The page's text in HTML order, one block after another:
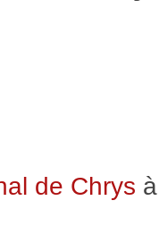
de Chrys